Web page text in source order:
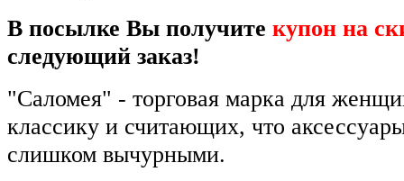
В посылке Вы получите купон на
следующий заказ!
"Саломея" - торговая марка для
классику и считающих, что
слишком вычурными.